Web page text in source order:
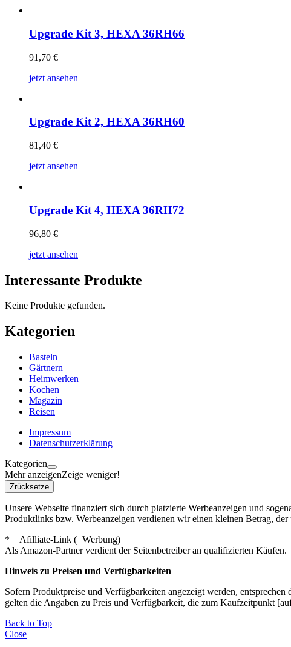
Upgrade Kit 3, HEXA 36RH66
91,70 €
jetzt ansehen
Upgrade Kit 2, HEXA 36RH60
81,40 €
jetzt ansehen
Upgrade Kit 4, HEXA 36RH72
96,80 €
jetzt ansehen
Interessante Produkte
Keine Produkte gefunden.
Kategorien
Basteln
Gärtnern
Heimwerken
Kochen
Magazin
Reisen
Impressum
Datenschutzerklärung
Kategorien
Mehr anzeigenZeige weniger!
Zrücksetze
Unsere Webseite finanziert sich durch platzierte Werbeanzeigen und
Produktlinks bzw. Werbeanzeigen verdienen wir einen kleinen Betrag,
* = Afilliate-Link (=Werbung)
Als Amazon-Partner verdient der Seitenbetreiber an qualifizierten Käufen.
Hinweis zu Preisen und Verfügbarkeiten
Sofern Produktpreise und Verfügbarkeiten angezeigt werden,
gelten die Angaben zu Preis und Verfügbarkeit, die zum Kaufzeitpunkt
Back to Top
Close